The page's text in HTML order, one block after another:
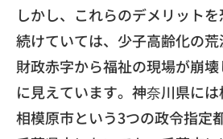
しかし、これらのデメリット
続けていては、 少子高齢化の荒
財政赤字から福祉の現場が崩
に見えています。 神奈川県には
相模原市という3つの政令指定